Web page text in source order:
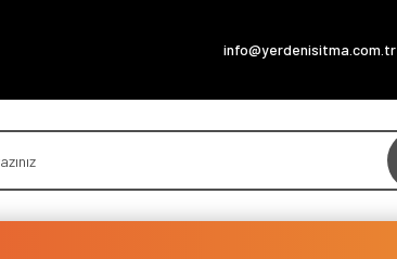
info@yerdenisitma.com.tr